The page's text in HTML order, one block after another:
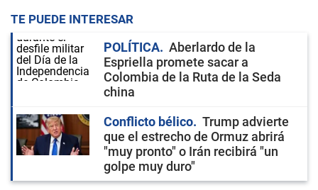
TE PUEDE INTERESAR
POLÍTICA
Aberlardo de la
Espriella promete sacar a
Colombia de la Ruta de la Seda
china
Conflicto bélico
Trump advierte
que el estrecho de Ormuz abrirá
"muy pronto" o Irán recibirá "un
golpe muy duro"